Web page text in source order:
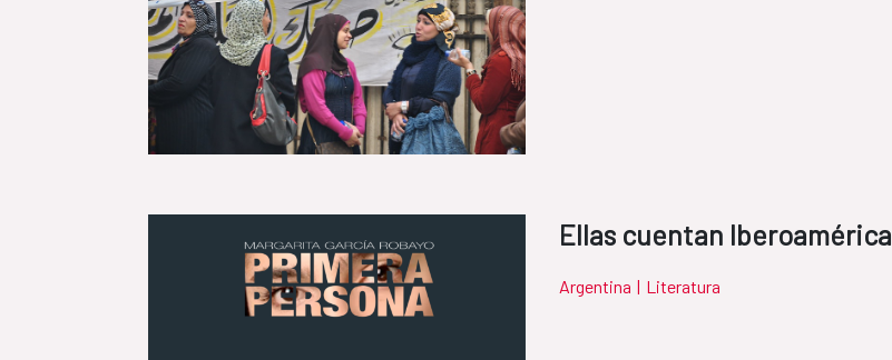
Ellas cuentan Iberoamérica
Argentina | Literatura